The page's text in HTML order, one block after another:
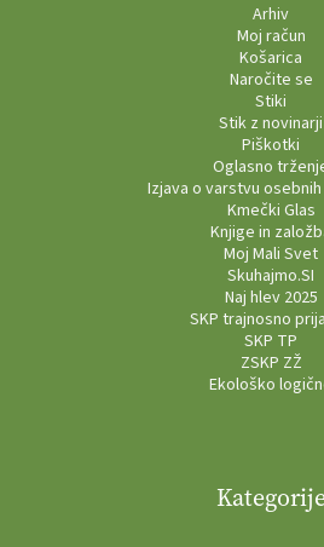
Arhiv
Moj račun
Košarica
Naročite se
Stiki
Stik z novinarji
Piškotki
Oglasno
Izjava o varstvu
Kmečki Glas
Knjige in
Moj Mali Svet
Skuhajmo.SI
Naj hlev 2025
SKP trajnosno
SKP TP
ZSKP ZŽ
Ekološko